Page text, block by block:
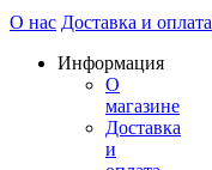
О нас Доставка и оплата
Информация
О
магазине
Доставка
и